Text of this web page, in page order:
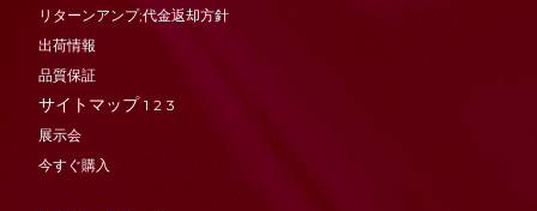
リターンアンプ;代金返却方針
出荷情報
品質保証
サイトマップ 1 2 3
展示会
今すぐ購入